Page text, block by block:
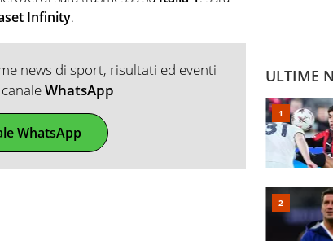
Infinity.
news di sport, risultati ed eventi
WhatsApp
WhatsApp
ULTIME